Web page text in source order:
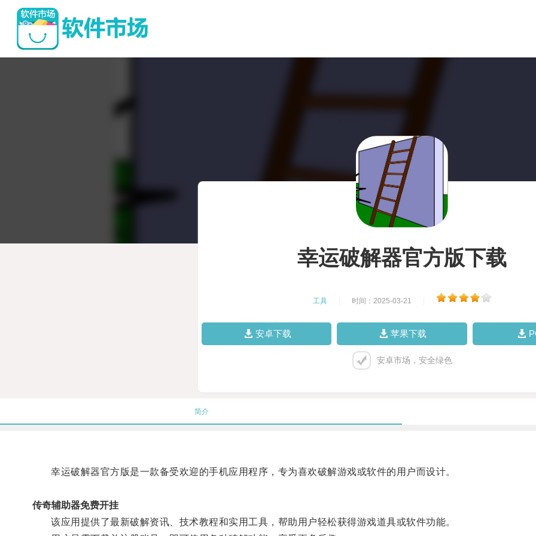
幸运破解器官方版下载
工具 时间：2025-03-21
安卓下载 苹果下载
安卓市场，安全绿色
简介
幸运破解器官方版是一款备受欢迎的手机应用程序，专为喜欢破解游戏或软件的用户而设计。
传奇辅助器免费开挂
该应用提供了最新破解资讯、技术教程和实用工具，帮助用户轻松获得游戏道具或软件功能。